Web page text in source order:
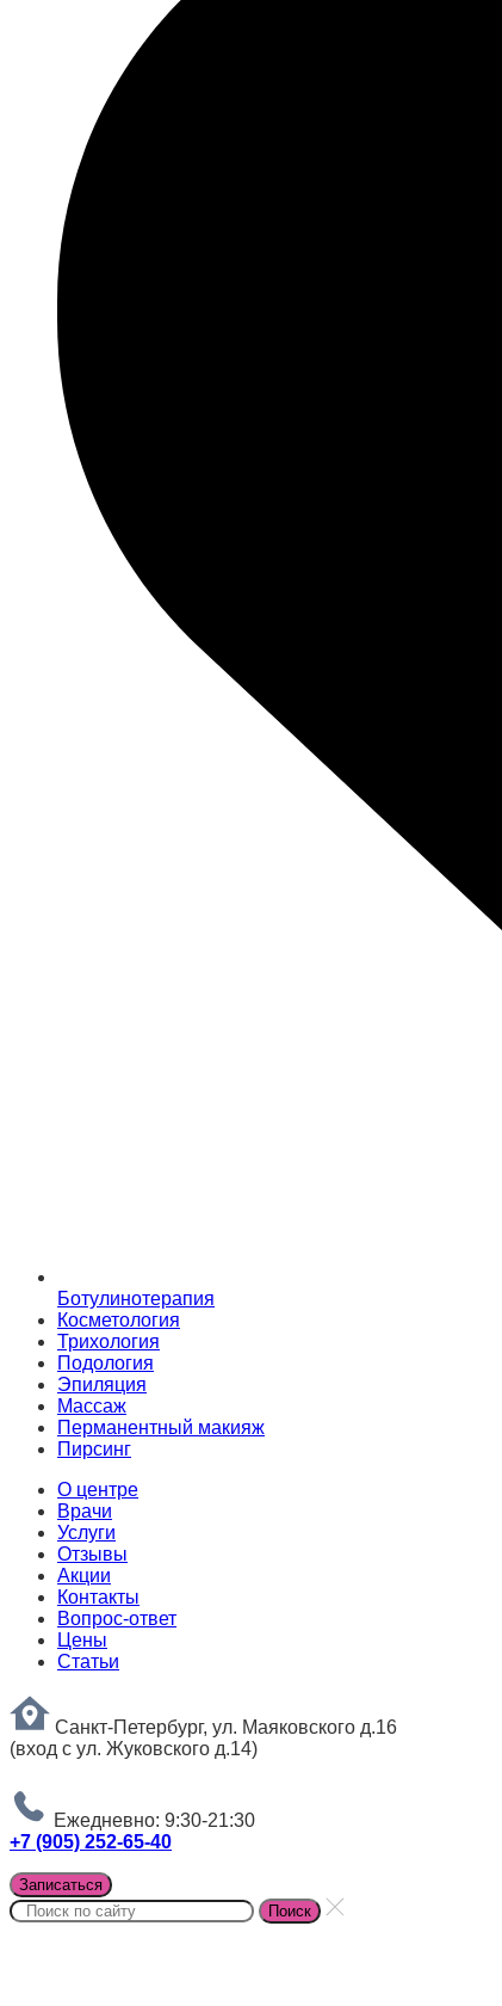
Ботулинотерапия
Косметология
Трихология
Подология
Эпиляция
Массаж
Перманентный макияж
Пирсинг
О центре
Врачи
Услуги
Отзывы
Акции
Контакты
Вопрос-ответ
Цены
Статьи
Санкт-Петербург, ул. Маяковского д.16
(вход с ул. Жуковского д.14)
Ежедневно: 9:30-21:30
+7 (905) 252-65-40
Записаться